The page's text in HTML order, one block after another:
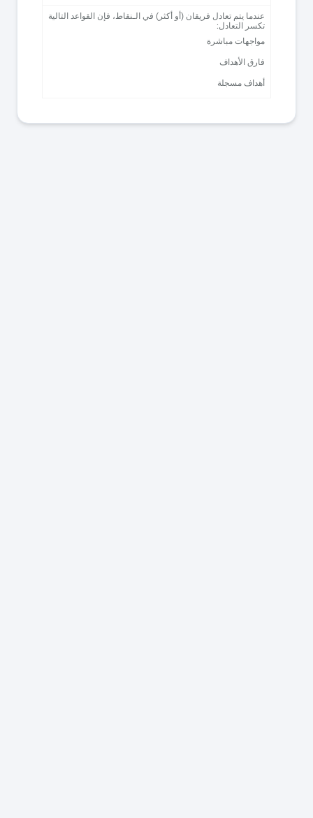
عندما يتم تعادل فريقان (أو أكثر) في الـنقاط، فإن القواعد التالية
تكسر التعادل:
مواجهات مباشرة
فارق الأهداف
أهداف مسجلة